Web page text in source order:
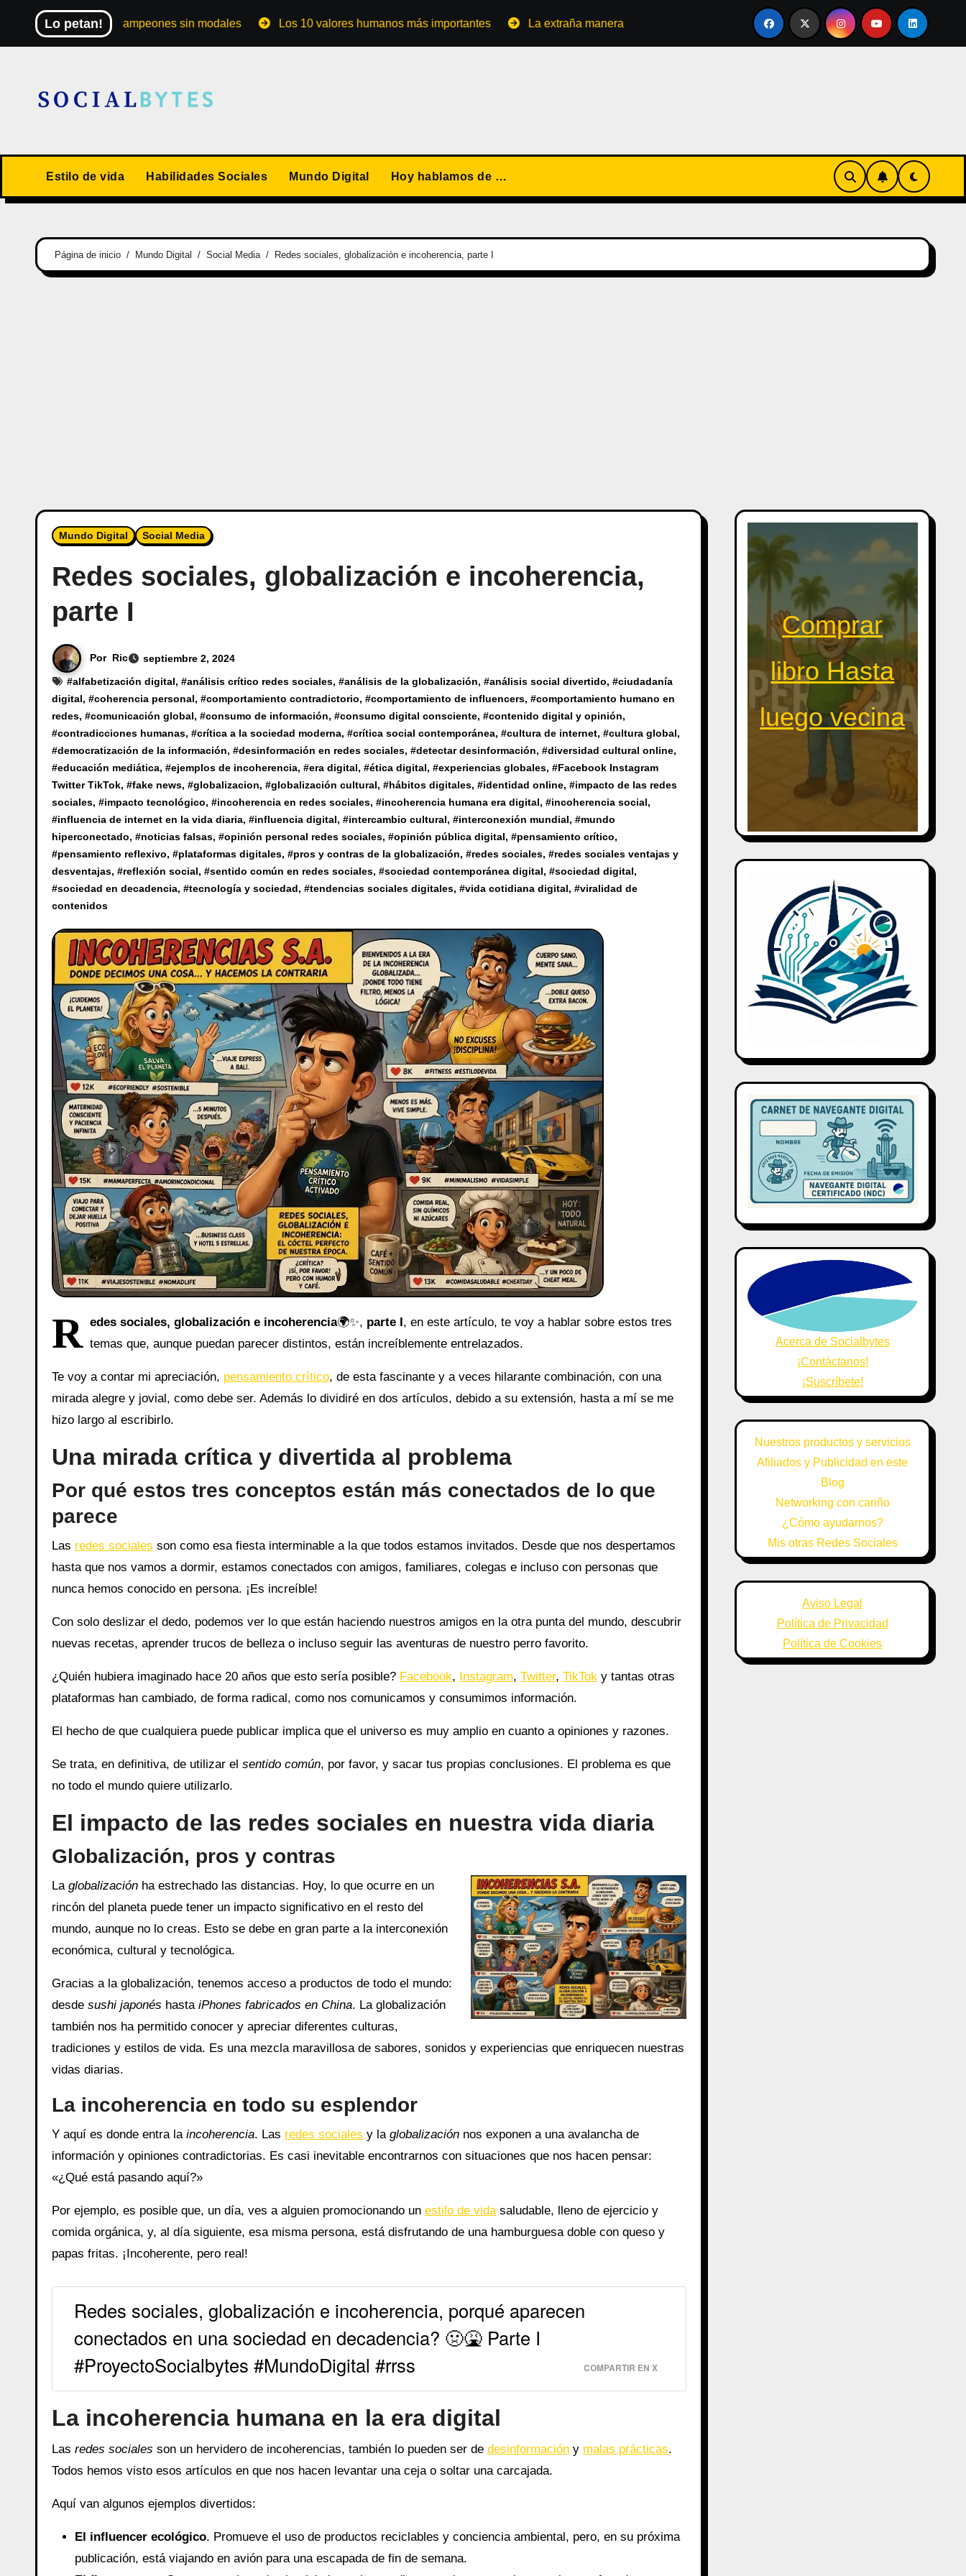
contenido
Lo petan!
de los campeones sin modales Los 10 valores humanos más importantes La extraña manera de convertirse en familia El primer tour de la India Chiquitina
Estilo de vida Habilidades Sociales Mundo Digital Hoy hablamos de …
Página de inicio Mundo Digital Social Media Redes sociales, globalización e incoherencia, parte I
Mundo Digital Social Media
Redes sociales, globalización e incoherencia,
parte I
Por Ric
septiembre 2, 2024
#alfabetización digital, #análisis crítico redes sociales, #análisis de la globalización, #análisis social divertido, #ciudadanía
digital, #coherencia personal, #comportamiento contradictorio, #comportamiento de influencers, #comportamiento humano en
redes, #comunicación global, #consumo de información, #consumo digital consciente, #contenido digital y opinión,
#contradicciones humanas, #crítica a la sociedad moderna, #crítica social contemporánea, #cultura de internet, #cultura global,
#democratización de la información, #desinformación en redes sociales, #detectar desinformación, #diversidad cultural online,
#educación mediática, #ejemplos de incoherencia, #era digital, #ética digital, #experiencias globales, #Facebook Instagram
Twitter TikTok, #fake news, #globalizacion, #globalización cultural, #hábitos digitales, #identidad online, #impacto de las redes
sociales, #impacto tecnológico, #incoherencia en redes sociales, #incoherencia humana era digital, #incoherencia social,
#influencia de internet en la vida diaria, #influencia digital, #intercambio cultural, #interconexión mundial, #mundo
hiperconectado, #noticias falsas, #opinión personal redes sociales, #opinión pública digital, #pensamiento crítico,
#pensamiento reflexivo, #plataformas digitales, #pros y contras de la globalización, #redes sociales, #redes sociales ventajas y
desventajas, #reflexión social, #sentido común en redes sociales, #sociedad contemporánea digital, #sociedad digital,
#sociedad en decadencia, #tecnología y sociedad, #tendencias sociales digitales, #vida cotidiana digital, #viralidad de
contenidos
R edes sociales, globalización e incoherencia🌍✨, parte I , en este artículo, te voy a hablar sobre estos tres
temas que, aunque puedan parecer distintos, están increíblemente entrelazados.
Te voy a contar mi apreciación, pensamiento crítico, de esta fascinante y a veces hilarante combinación, con una
mirada alegre y jovial, como debe ser. Además lo dividiré en dos artículos, debido a su extensión, hasta a mí se me
hizo largo al escribirlo.
Una mirada crítica y divertida al problema
Por qué estos tres conceptos están más conectados de lo que
parece
Las redes sociales son como esa fiesta interminable a la que todos estamos invitados. Desde que nos despertamos
hasta que nos vamos a dormir, estamos conectados con amigos, familiares, colegas e incluso con personas que
nunca hemos conocido en persona. ¡Es increíble!
Con solo deslizar el dedo, podemos ver lo que están haciendo nuestros amigos en la otra punta del mundo, descubrir
nuevas recetas, aprender trucos de belleza o incluso seguir las aventuras de nuestro perro favorito.
¿Quién hubiera imaginado hace 20 años que esto sería posible? Facebook, Instagram, Twitter, TikTok y tantas otras
plataformas han cambiado, de forma radical, como nos comunicamos y consumimos información.
El hecho de que cualquiera puede publicar implica que el universo es muy amplio en cuanto a opiniones y razones.
Se trata, en definitiva, de utilizar el sentido común, por favor, y sacar tus propias conclusiones. El problema es que
no todo el mundo quiere utilizarlo.
El impacto de las redes sociales en nuestra vida diaria
Globalización, pros y contras
La globalización ha estrechado las distancias. Hoy, lo que ocurre en un
rincón del planeta puede tener un impacto significativo en el resto del
mundo, aunque no lo creas. Esto se debe en gran parte a la interconexión
económica, cultural y tecnológica.
Gracias a la globalización, tenemos acceso a productos de todo el mundo:
desde sushi japonés hasta iPhones fabricados en China. La globalización
también nos ha permitido conocer y apreciar diferentes culturas,
tradiciones y estilos de vida. Es una mezcla maravillosa de sabores, sonidos y experiencias que enriquecen nuestras
vidas diarias.
La incoherencia en todo su esplendor
Y aquí es donde entra la incoherencia. Las redes sociales y la globalización nos exponen a una avalancha de
información y opiniones contradictorias. Es casi inevitable encontrarnos con situaciones que nos hacen pensar:
«¿Qué está pasando aquí?»
Por ejemplo, es posible que, un día, ves a alguien promocionando un estilo de vidasaludable, lleno de ejercicio y
comida orgánica, y, al día siguiente, esa misma persona, está disfrutando de una hamburguesa doble con queso y
papas fritas. ¡Incoherente, pero real!
Redes sociales, globalización e incoherencia, porqué aparecen
conectados en una sociedad en decadencia? 🤢🤮 Parte I
#ProyectoSocialbytes #MundoDigital #rrss
COMPARTIR EN X
La incoherencia humana en la era digital
Las redes sociales son un hervidero de incoherencias, también lo pueden ser de desinformación y malas prácticas.
Todos hemos visto esos artículos en que nos hacen levantar una ceja o soltar una carcajada.
Aquí van algunos ejemplos divertidos:
El influencer ecológico. Promueve el uso de productos reciclables y conciencia ambiental, pero, en su próxima
publicación, está viajando en avión para una escapada de fin de semana.
Comprar
libro Hasta
luego vecina
Acerca de Socialbytes
¡Contáctanos!
¡Suscríbete!
Nuestros productos y servicios
Afiliados y Publicidad en este
Blog
Networking con cariño
¿Cómo ayudarnos?
Mis otras Redes Sociales
Aviso Legal
Política de Privacidad
Política de Cookies